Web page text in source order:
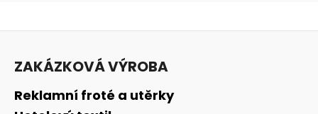
ZAKÁZKOVÁ VÝROBA
Reklamní froté a utěrky